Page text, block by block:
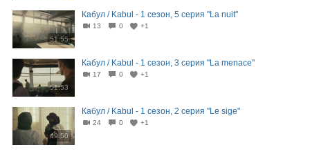
51:55
Кабул / Kabul - 1 сезон, 5 серия "La nuit"
13 0 +1
51:53
Кабул / Kabul - 1 сезон, 3 серия "La menace"
17 0 +1
49:50
Кабул / Kabul - 1 сезон, 2 серия "Le sige"
24 0 +1